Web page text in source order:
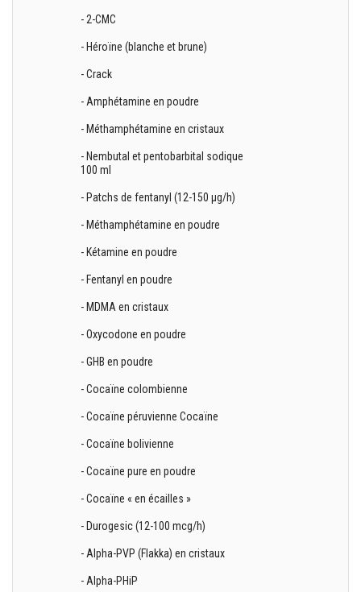
- 2-CMC
- Héroïne (blanche et brune)
- Crack
- Amphétamine en poudre
- Méthamphétamine en cristaux
- Nembutal et pentobarbital sodique
100 ml
- Patchs de fentanyl (12-150 µg/h)
- Méthamphétamine en poudre
- Kétamine en poudre
- Fentanyl en poudre
- MDMA en cristaux
- Oxycodone en poudre
- GHB en poudre
- Cocaïne colombienne
- Cocaïne péruvienne Cocaïne
- Cocaïne bolivienne
- Cocaïne pure en poudre
- Cocaïne « en écailles »
- Durogesic (12-100 mcg/h)
- Alpha-PVP (Flakka) en cristaux
- Alpha-PHiP